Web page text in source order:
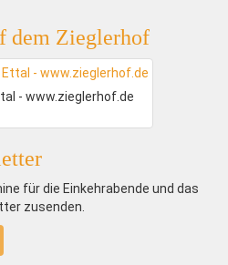
dem Zieglerhof
- www.zieglerhof.de
für die Einkehrabende und das
zusenden.